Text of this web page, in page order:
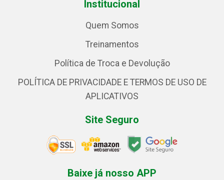
Institucional
Quem Somos
Treinamentos
Política de Troca e Devolução
POLÍTICA DE PRIVACIDADE E TERMOS DE USO DE
APLICATIVOS
Site Seguro
Baixe já nosso APP